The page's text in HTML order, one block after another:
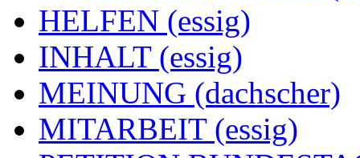
HELFEN (essig)
INHALT (essig)
MEINUNG (dachscher)
MITARBEIT (essig)